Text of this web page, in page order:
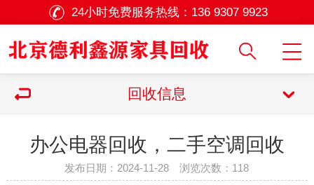
24小时免费服务热线： 136 9307 9923
回收信息
办公电器回收，二手空调回收
发布日期：2024-11-28 浏览次数： 118